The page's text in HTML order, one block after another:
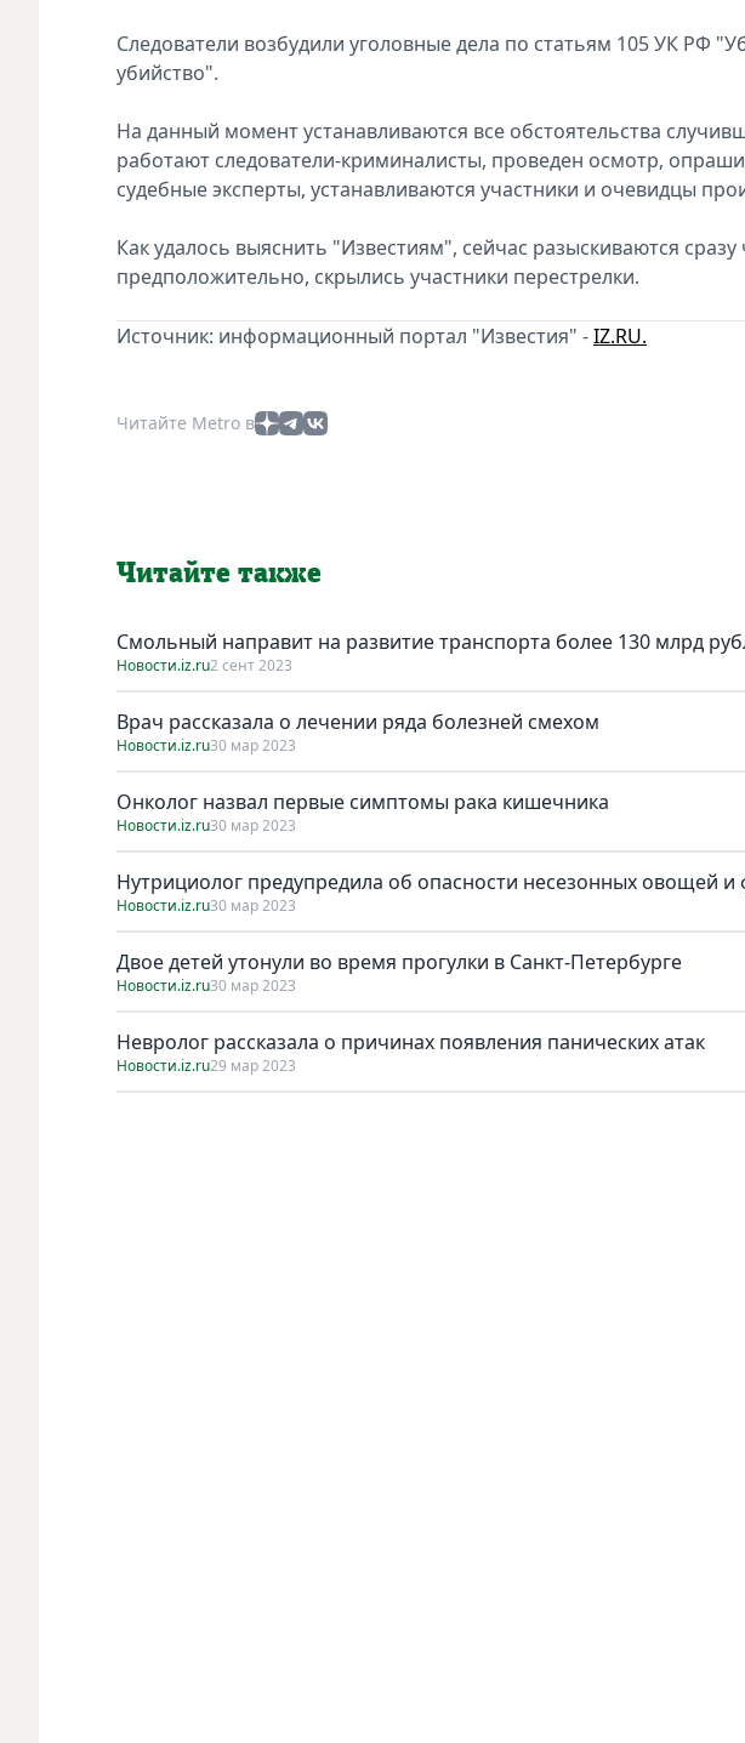
Следователи возбудили уголовные дела по статьям 105 УК РФ
убийство".
На данный момент устанавливаются все обстоятельства
работают следователи-криминалисты, проведен осмотр,
судебные эксперты, устанавливаются участники и очевидцы
Как удалось выяснить "Известиям", сейчас разыскиваются
предположительно, скрылись участники перестрелки.
Источник: информационный портал "Известия" -IZ.RU.
Читайте Metro в
Читайте также
Смольный направит на развитиe транспорта болee 130 млрд
Новости.iz.ru2 сент 2023
Врач рассказала о лечении ряда болезней смехом
Новости.iz.ru30 мар 2023
Онколог назвал первые симптомы рака кишечника
Новости.iz.ru30 мар 2023
Нутрициолог предупредила об опасности несезонных овощей и
Новости.iz.ru30 мар 2023
Двое детей утонули во время прогулки в Санкт-Петербурге
Новости.iz.ru30 мар 2023
Невролог рассказала о причинах появления панических атак
Новости.iz.ru29 мар 2023